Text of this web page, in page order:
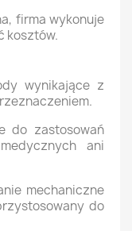
firma wykonuje
kosztów.
wynikające z
do zastosowań
ani
mechaniczne
do